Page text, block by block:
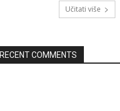
Učitati više
RECENT COMMENTS